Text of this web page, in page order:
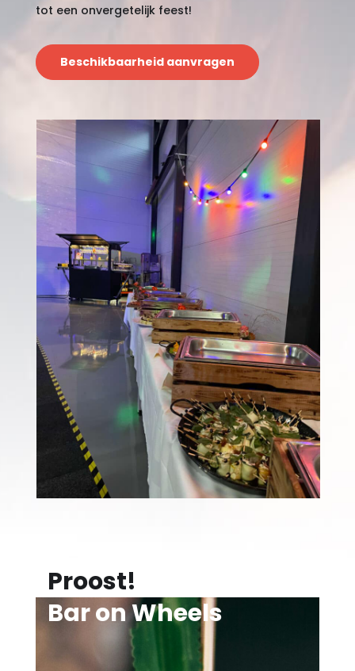
tot een onvergetelijk feest!
Beschikbaarheid aanvragen
Proost!
Bar on Wheels